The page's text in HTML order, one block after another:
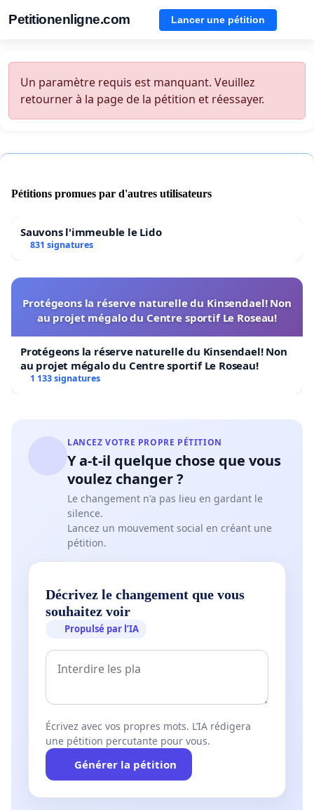
Petitionenligne.com Lancer une pétition
Un paramètre requis est manquant. Veuillez
retourner à la page de la pétition et réessayer.
Pétitions promues par d'autres utilisateurs
Sauvons l'immeuble le Lido
831 signatures
Protégeons la réserve naturelle du Kinsendael! Non
au projet mégalo du Centre sportif Le Roseau!
Protégeons la réserve naturelle du Kinsendael! Non
au projet mégalo du Centre sportif Le Roseau!
1 133 signatures
LANCEZ VOTRE PROPRE PÉTITION
Y a-t-il quelque chose que vous
voulez changer ?
Le changement n'a pas lieu en gardant le
silence.
Lancez un mouvement social en créant une
pétition.
Décrivez le changement que vous
souhaitez voir
Propulsé par l’IA
Écrivez avec vos propres mots. L’IA rédigera
une pétition percutante pour vous.
Générer la pétition